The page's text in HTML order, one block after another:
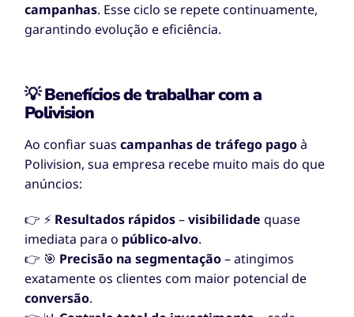
campanhas. Esse ciclo se repete continuamente,
garantindo evolução e eficiência.
💡 Benefícios de trabalhar com a
Polivision
Ao confiar suascampanhas de tráfego pagoà
Polivision, sua empresa recebe muito mais do que
anúncios:
👉 ⚡ Resultados rápidos–visibilidade quase
imediata para o público-alvo.
👉 🎯 Precisão na segmentação– atingimos
exatamente os clientes com maior potencial de
conversão.